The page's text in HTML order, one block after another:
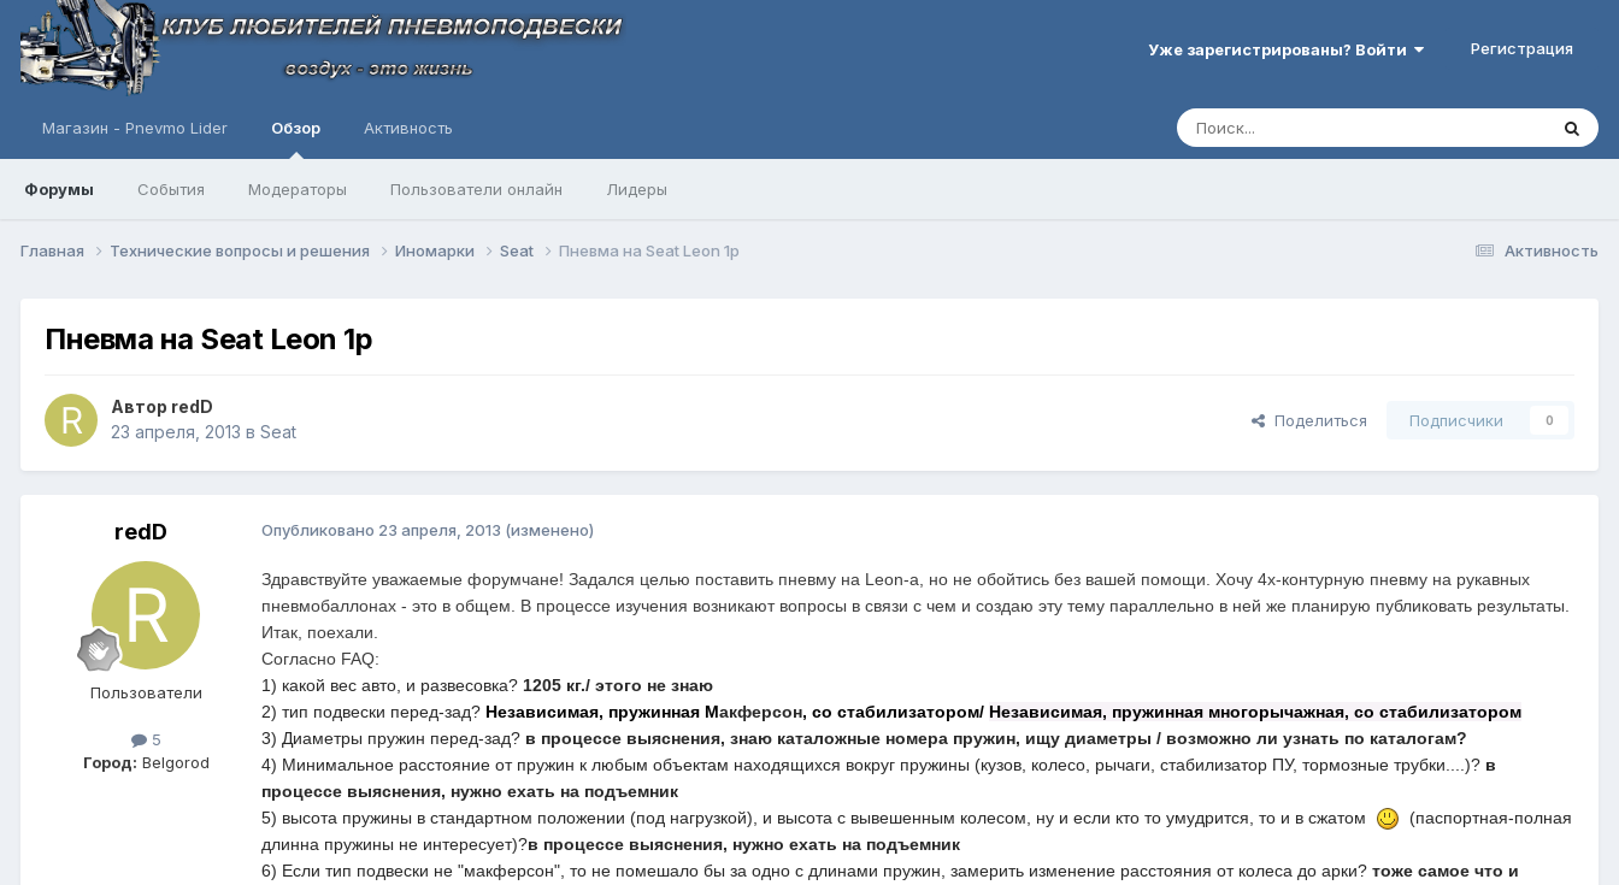
Уже зарегистрированы? Войти Регистрация
Магазин - Pnevmo Lider Обзор
Форумы События Модераторы Пользователи онлайн Лидеры
Активность
Активность
Главная Технические вопросы и решения Иномарки Seat Пневма на Seat Leon 1p
Пневма на Seat Leon 1p
Автор redD
23 апреля, 2013 в Seat
Поделиться Подписчики 0
redD
Пользователи
5
Город: Belgorod
Опубликовано 23 апреля, 2013 (изменено)
Здравствуйте уважаемые форумчане! Задался целью поставить пневму на Leon-а, но не обойтись без вашей помощи. Хочу 4х-контурную пневму на рукавных
пневмобаллонах - это в общем. В процессе изучения возникают вопросы в связи с чем и создаю эту тему параллельно в ней же планирую публиковать результаты.
Итак, поехали.
Согласно FAQ:
1) какой вес авто, и развесовка? 1205 кг./ этого не знаю
2) тип подвески перед-зад? Независимая, пружинная Макферсон, со стабилизатором/ Независимая, пружинная многорычажная, со стабилизатором
3) Диаметры пружин перед-зад? в процессе выяснения, знаю каталожные номера пружин, ищу диаметры / возможно ли узнать по каталогам?
4) Минимальное расстояние от пружин к любым объектам находящихся вокруг пружины (кузов, колесо, рычаги, стабилизатор ПУ, тормозные трубки....)? в
процессе выяснения, нужно ехать на подъемник
5) высота пружины в стандартном положении (под нагрузкой), и высота с вывешенным колесом, ну и если кто то умудрится, то и в сжатом
(паспортная-полная
длинна пружины не интересует)?в процессе выяснения, нужно ехать на подъемник
6) Если тип подвески не "макферсон", то не помешало бы за одно с длинами пружин, замерить изменение расстояния от колеса до арки? тоже самое что и